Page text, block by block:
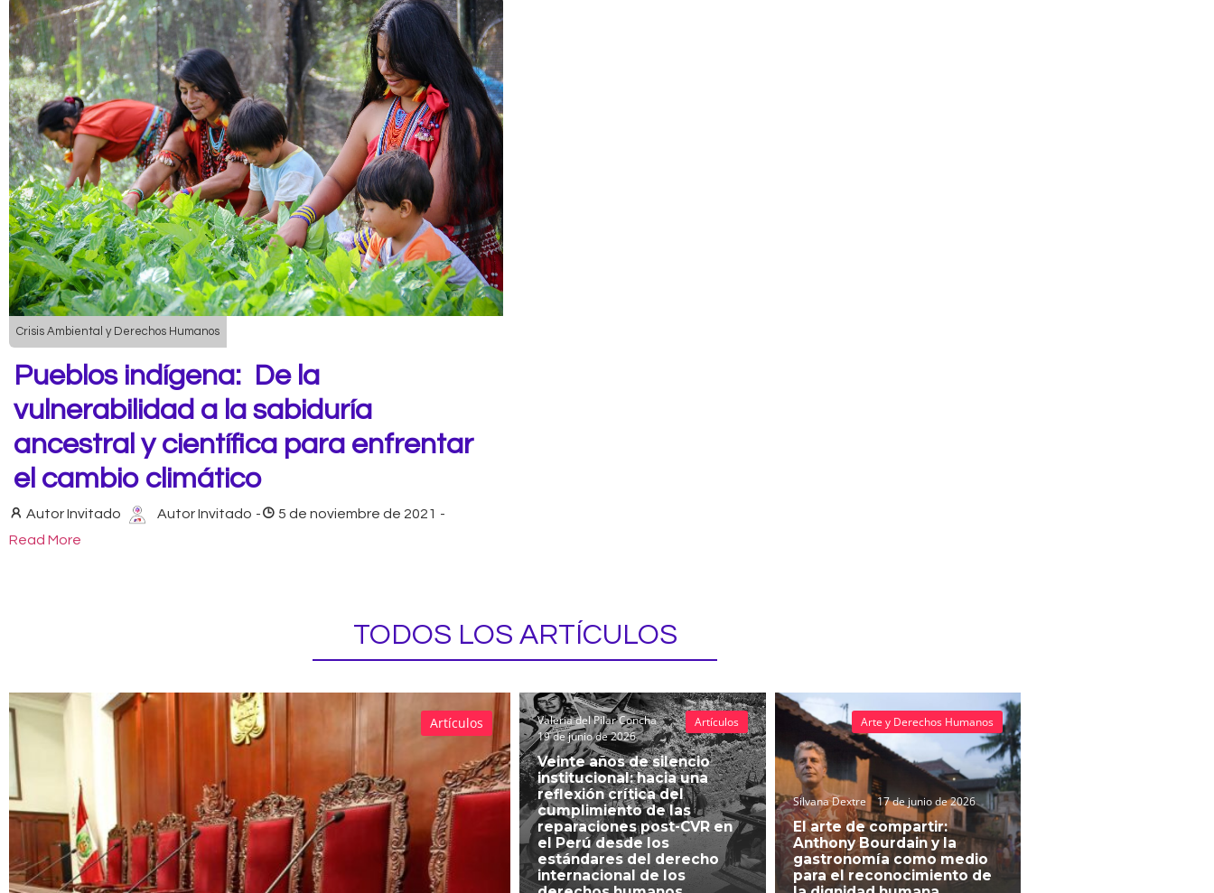
Crisis Ambiental y Derechos Humanos
Pueblos indígena: De la
vulnerabilidad a la sabiduría
ancestral y científica para enfrentar
el cambio climático
Autor Invitado Autor Invitado - 5 de noviembre de 2021 -
Read More
TODOS LOS ARTÍCULOS
Artículos
Valeria del Pilar Concha
19 de junio de 2026
Veinte años de silencio
institucional: hacia una
reflexión crítica del
cumplimiento de las
reparaciones post-CVR en
el Perú desde los
estándares del derecho
internacional de los
Artículos
Silvana Dextre 17 de junio de 2026
El arte de compartir:
Anthony Bourdain y la
gastronomía como medio
para el reconocimiento de
Arte y Derechos Humanos